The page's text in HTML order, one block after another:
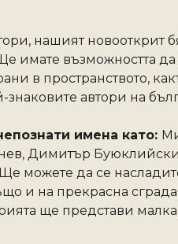
нашият новооткрит
имате възможността
в пространството,
автори на
имена като:
Димитър
можете да се
и на прекрасна сграда
ще представи малка